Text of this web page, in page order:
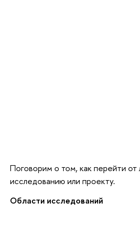
Поговорим о том, как перейти от
исследованию или проекту.
Области исследований